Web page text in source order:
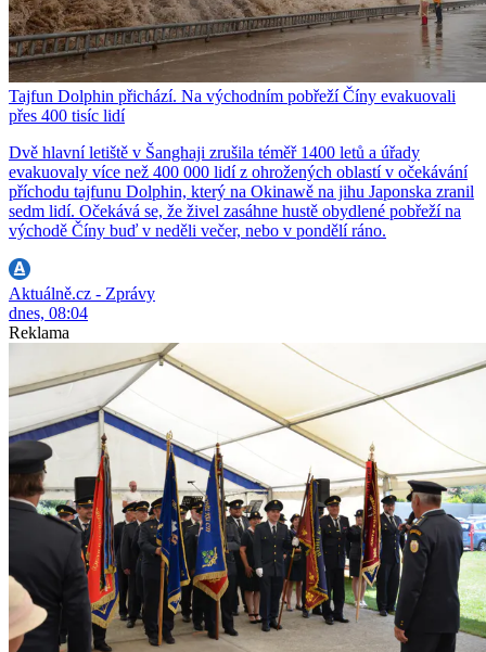
Tajfun Dolphin přichází. Na východním pobřeží Číny evakuovali
přes 400 tisíc lidí
Dvě hlavní letiště v Šanghaji zrušila téměř 1400 letů a úřady
evakuovaly více než 400 000 lidí z ohrožených oblastí v očekávání
příchodu tajfunu Dolphin, který na Okinawě na jihu Japonska zranil
sedm lidí. Očekává se, že živel zasáhne hustě obydlené pobřeží na
východě Číny buď v neděli večer, nebo v pondělí ráno.
Aktuálně.cz - Zprávy
dnes, 08:04
Reklama